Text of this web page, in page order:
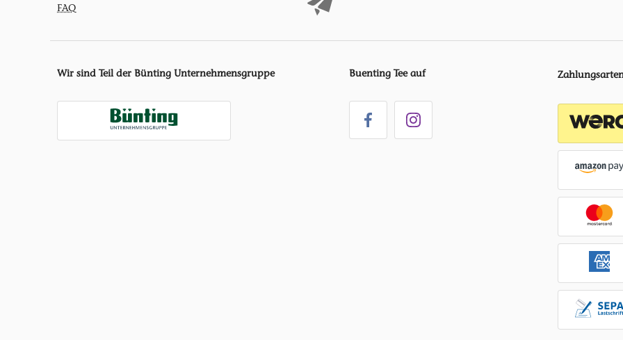
FAQ
Wir sind Teil der Bünting Unternehmensgruppe Buenting Tee auf